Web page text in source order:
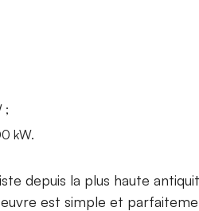
;
kW.
depuis la plus haute
est simple et